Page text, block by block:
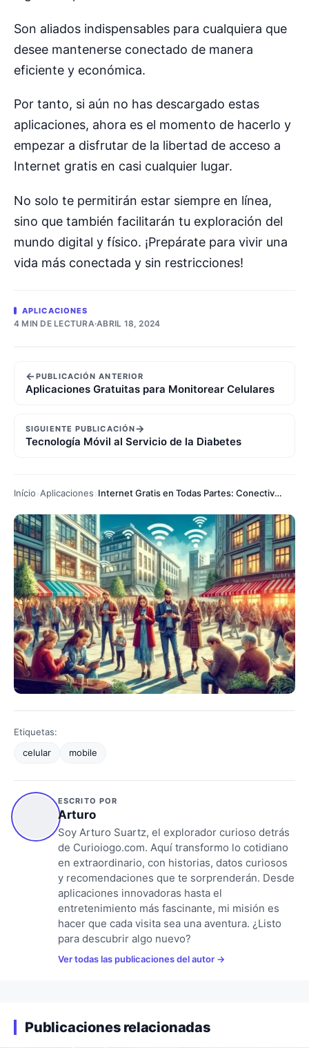
Son aliados indispensables para cualquiera que
desee mantenerse conectado de manera
eficiente y económica.
Por tanto, si aún no has descargado estas
aplicaciones, ahora es el momento de hacerlo y
empezar a disfrutar de la libertad de acceso a
Internet gratis en casi cualquier lugar.
No solo te permitirán estar siempre en línea,
sino que también facilitarán tu exploración del
mundo digital y físico. ¡Prepárate para vivir una
vida más conectada y sin restricciones!
APLICACIONES
4 MIN DE LECTURA·ABRIL 18, 2024
←PUBLICACIÓN ANTERIOR
Aplicaciones Gratuitas para Monitorear Celulares
SIGUIENTE PUBLICACIÓN→
Tecnología Móvil al Servicio de la Diabetes
Início Aplicaciones Internet Gratis en Todas Partes: Conectividad al Alcance de Todos
Etiquetas:
celular
mobile
ESCRITO POR
Arturo
Soy Arturo Suartz, el explorador curioso detrás
de Curioiogo.com. Aquí transformo lo cotidiano
en extraordinario, con historias, datos curiosos
y recomendaciones que te sorprenderán. Desde
aplicaciones innovadoras hasta el
entretenimiento más fascinante, mi misión es
hacer que cada visita sea una aventura. ¿Listo
para descubrir algo nuevo?
Ver todas las publicaciones del autor
Publicaciones relacionadas